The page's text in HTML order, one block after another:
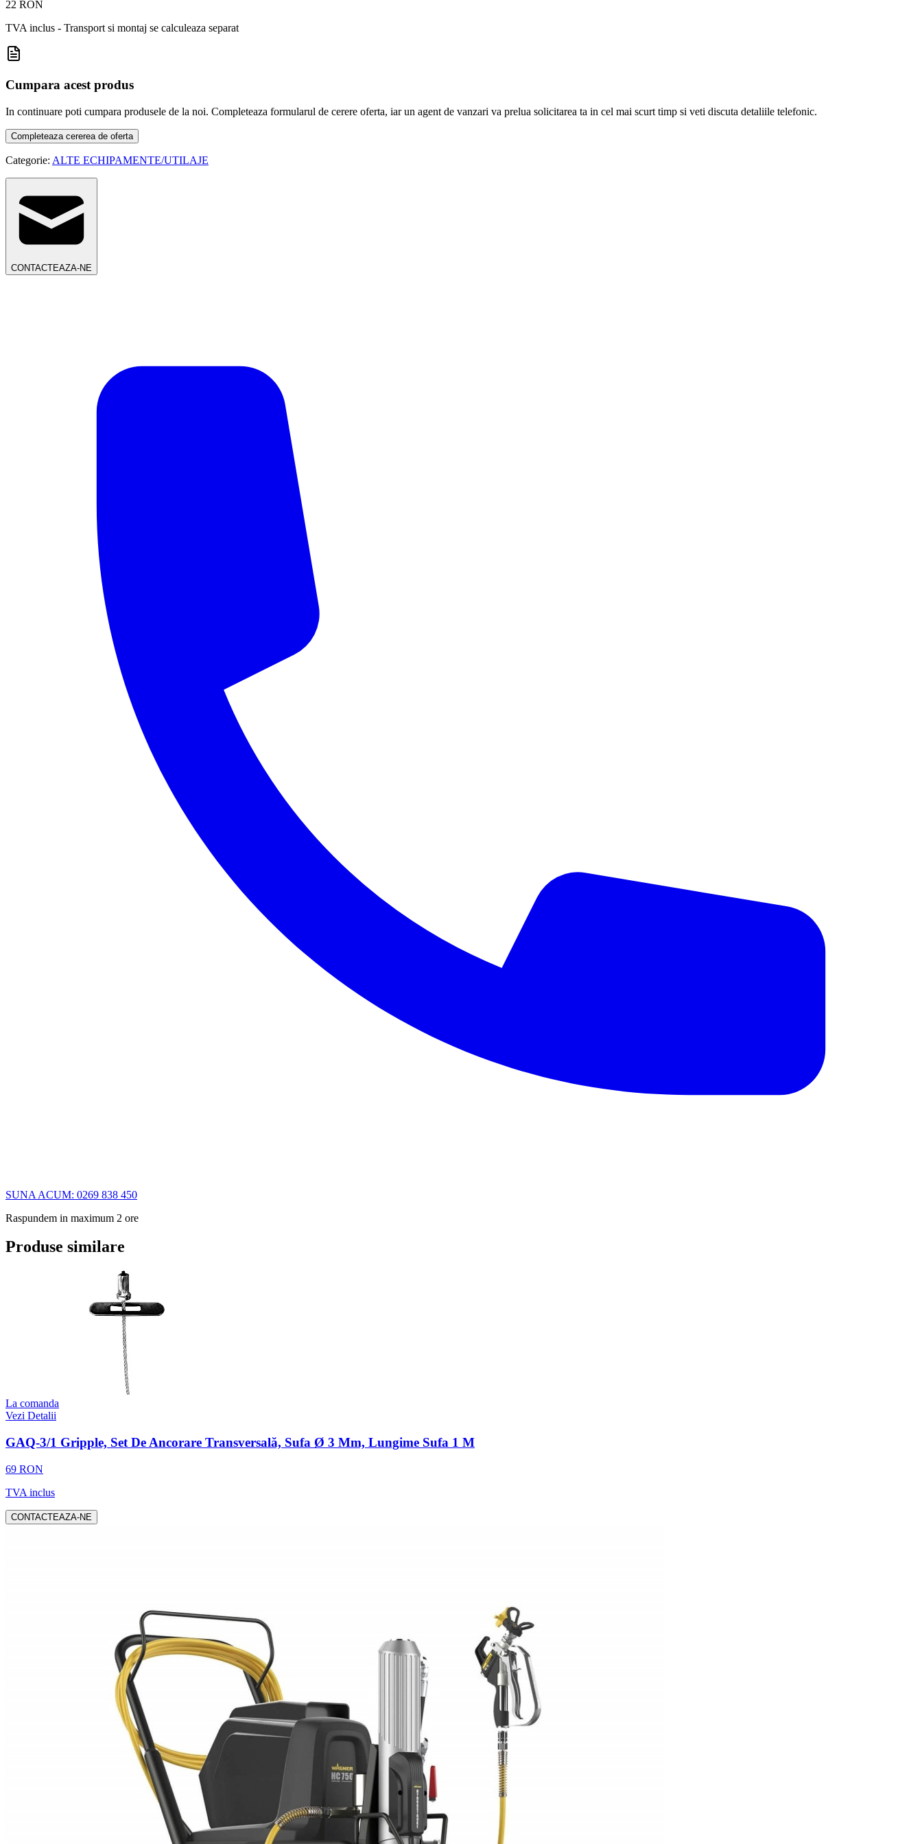
22 RON
TVA inclus - Transport si montaj se calculeaza separat
Cumpara acest produs
In continuare poti cumpara produsele de la noi. Completeaza formularul de cerere oferta, iar un agent de vanzari va prelua solicitarea ta in cel mai scurt timp si veti discuta detaliile telefonic.
Completeaza cererea de oferta
Categorie: ALTE ECHIPAMENTE/UTILAJE
CONTACTEAZA-NE
SUNA ACUM: 0269 838 450
Raspundem in maximum 2 ore
Produse similare
La comanda
Vezi Detalii
GAQ-3/1 Gripple, Set De Ancorare Transversală, Sufa Ø 3 Mm, Lungime Sufa 1 M
69 RON
TVA inclus
CONTACTEAZA-NE